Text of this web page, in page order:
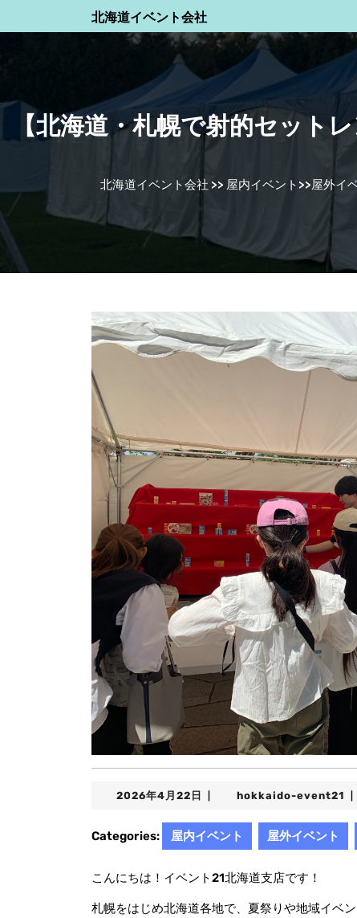
北海道イベント会社
【北海道・札幌で射的セット
北海道イベント会社 >> 屋内イベント >>屋外イ
2026年4月22日
2026
4
月
日
hokkaido-event21
Categories: 屋内イベント 屋外イベント
こんにちは！イベント21北海道支店です！
札幌をはじめ北海道各地で、夏祭りや地域イベ